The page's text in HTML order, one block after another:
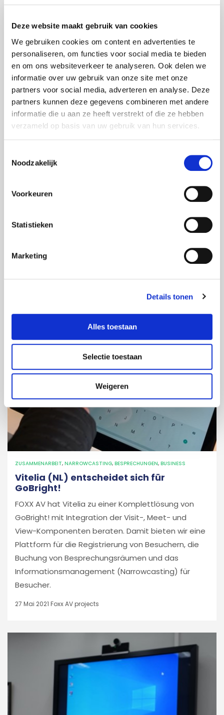
Deze website maakt gebruik van cookies
We gebruiken cookies om content en advertenties te
personaliseren, om functies voor social media te bieden
en om ons websiteverkeer te analyseren. Ook delen we
informatie over uw gebruik van onze site met onze
partners voor social media, adverteren en analyse. Deze
partners kunnen deze gegevens combineren met andere
informatie die u aan ze heeft verstrekt of die ze hebben
verzameld op basis van uw gebruik van hun services.
Noodzakelijk
Voorkeuren
Statistieken
Marketing
Details tonen
Alles toestaan
Selectie toestaan
Weigeren
ZUSAMMENARBEIT
Um den Empfangsprozess der Gäste/Besucher in
professionalisieren, hat sich Fancom entschieden,
den Empfang zu digitalisieren. Nach Analyse und
ZUSAMMENARBEIT, NARROWCASTING, BESPRECHUNGEN, BUSINESS
Vitelia (NL) entscheidet sich für
GoBright!
FOXX AV hat Vitelia zu einer Komplettlösung von
GoBright! mit Integration der Visit-, Meet- und
View-Komponenten beraten. Damit bieten wir eine
Plattform für die Registrierung von Besuchern, die
Buchung von Besprechungsräumen und das
Informationsmanagement (Narrowcasting) für
Besucher.
27 Mai 2021 Foxx AV projects